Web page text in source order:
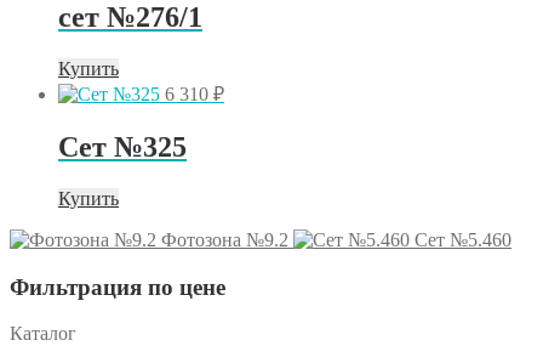
сет №276/1
Купить
6 310 ₽
Сет №325
Купить
Фотозона №9.2
Сет №5.460
Фильтрация по цене
Каталог